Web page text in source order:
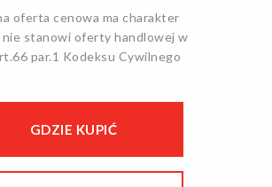
oferta cenowa ma charakter
nie stanowi oferty handlowej w
par.1 Kodeksu Cywilnego
GDZIE KUPIĆ